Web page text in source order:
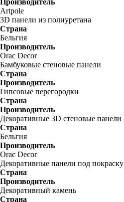
Производитель
Artpole
3D панели из полиуретана
Страна
Бельгия
Производитель
Orac Decor
Бамбуковые стеновые панели
Страна
Производитель
Гипсовые перегородки
Страна
Производитель
Декоративные 3D стеновые панели
Страна
Бельгия
Производитель
Orac Decor
Декоративные панели под покраску
Страна
Производитель
Декоративный камень
Страна